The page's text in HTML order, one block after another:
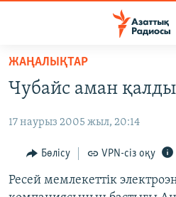
Skip
main
Skip
Navigation
ЖАҢАЛЫҚТАР
САЯСАТ
AZATTYQTV
ҚАҢТАР ОҚИҒАСЫ
АДАМ ҚҰҚЫҚТАРЫ
ЖАҢАЛЫҚТАР
Чубайс аман қалды
17 наурыз 2005 жыл, 20:14
Бөлісу VPN-сіз оқу
Ресей мемлекеттік